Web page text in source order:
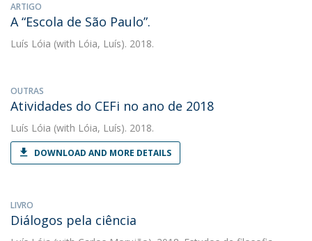
ARTIGO
A “Escola de São Paulo”.
Luís Lóia (with Lóia, Luís). 2018.
OUTRAS
Atividades do CEFi no ano de 2018
Luís Lóia (with Lóia, Luís). 2018.
DOWNLOAD AND MORE DETAILS
LIVRO
Diálogos pela ciência